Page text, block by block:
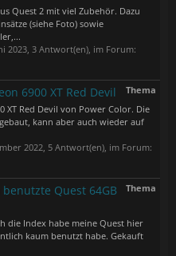
Quest 2 mit viel Zubehör. Dazu
(siehe Foto) sowie
2023, 3 Antwort(en), im Forum:
Thema
6900 XT Red Devil
XT Red Devil von Power Color. Die
kann aber auch wieder auf
2022, 5 Antwort(en), im Forum:
Thema
Quest 64GB
die Index habe meine Quest hier
kaum benutzt habe. Gekauft